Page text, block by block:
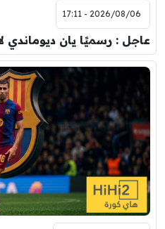
2026/08/06 - 17:11
عاجل : رسميًا يان ديوماندي